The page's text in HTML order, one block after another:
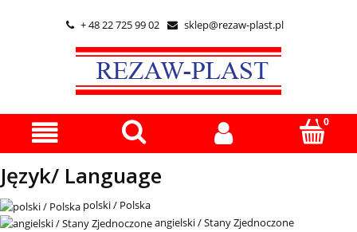
 + 48 22 725 99 02  sklep@rezaw-plast.pl
Język/ Language
polski / Polska
angielski / Stany Zjednoczone